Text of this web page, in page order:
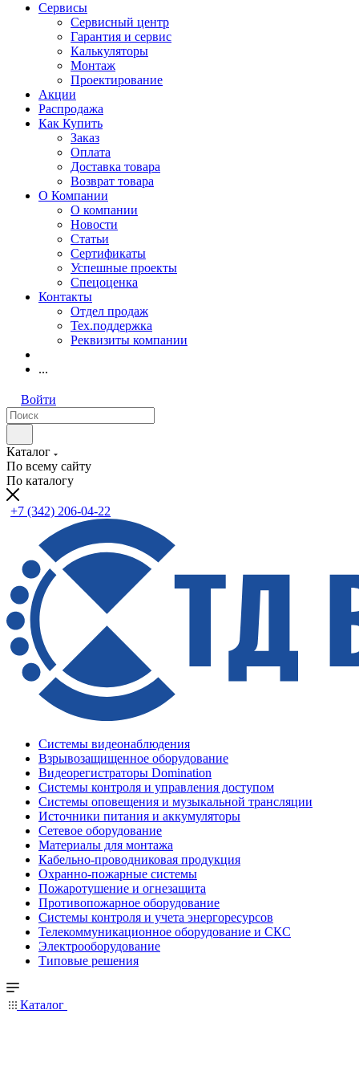
Сервисы
Сервисный центр
Гарантия и сервис
Калькуляторы
Монтаж
Проектирование
Акции
Распродажа
Как Купить
Заказ
Оплата
Доставка товара
Возврат товара
О Компании
О компании
Новости
Статьи
Сертификаты
Успешные проекты
Спецоценка
Контакты
Отдел продаж
Тех.поддержка
Реквизиты компании
...
Войти
Каталог
По всему сайту
По каталогу
+7 (342) 206-04-22
Системы видеонаблюдения
Взрывозащищенное оборудование
Видеорегистраторы Domination
Системы контроля и управления доступом
Системы оповещения и музыкальной трансляции
Источники питания и аккумуляторы
Сетевое оборудование
Материалы для монтажа
Кабельно-проводниковая продукция
Охранно-пожарные системы
Пожаротушение и огнезащита
Противопожарное оборудование
Системы контроля и учета энергоресурсов
Телекоммуникационное оборудование и СКС
Электрооборудование
Типовые решения
Каталог